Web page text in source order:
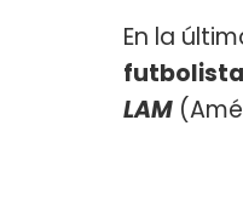
En la
LAM